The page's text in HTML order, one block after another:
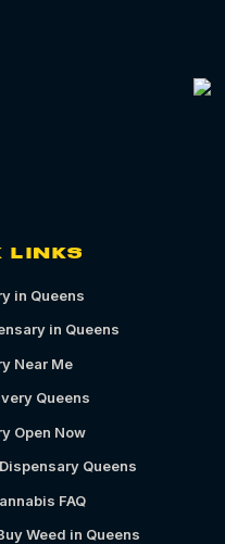
LINKS
in Queens
in Queens
Near Me
Queens
Open Now
Queens
FAQ
Weed in Queens